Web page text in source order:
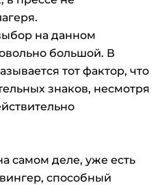
на данном
большой. В
тот фактор, что
знаков, несмотря
самом деле, уже есть
способный